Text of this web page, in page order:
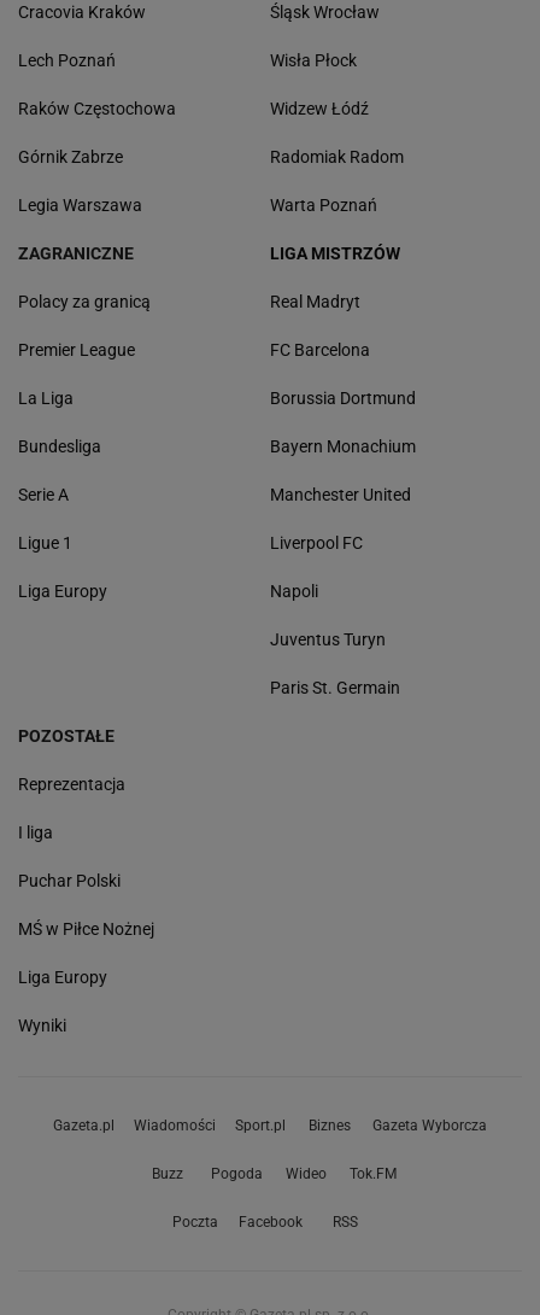
Cracovia Kraków
Lech Poznań
Raków Częstochowa
Górnik Zabrze
Legia Warszawa
Śląsk Wrocław
Wisła Płock
Widzew Łódź
Radomiak Radom
Warta Poznań
ZAGRANICZNE
Polacy za granicą
Premier League
La Liga
Bundesliga
Serie A
Ligue 1
Liga Europy
LIGA MISTRZÓW
Real Madryt
FC Barcelona
Borussia Dortmund
Bayern Monachium
Manchester United
Liverpool FC
Napoli
Juventus Turyn
Paris St. Germain
POZOSTAŁE
Reprezentacja
I liga
Puchar Polski
MŚ w Piłce Nożnej
Liga Europy
Wyniki
Gazeta.pl Wiadomości Sport.pl Biznes Gazeta Wyborcza
Buzz Pogoda Wideo Tok.FM
Poczta Facebook RSS